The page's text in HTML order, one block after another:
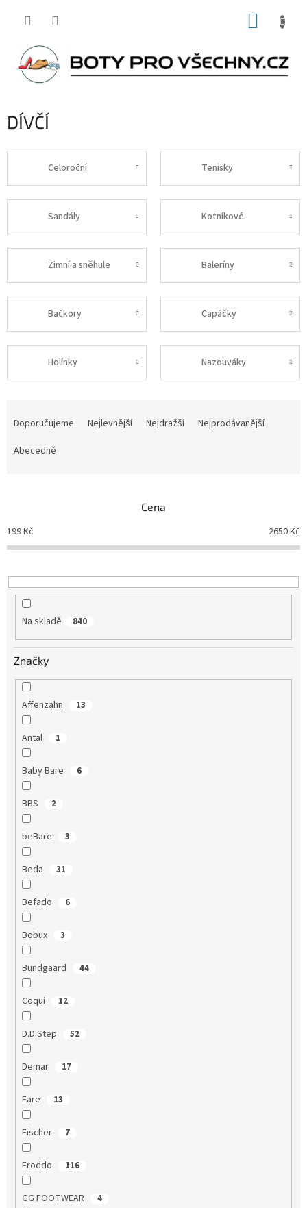
DÍVČÍ
Celoroční Tenisky
Sandály Kotníkové
Zimní a sněhule Baleríny
Bačkory Capáčky
Holínky Nazouváky
o
d
k
t
Doporučujeme Nejlevnější Nejdražší
Nejprodávanější
Abecedně
Cena
199Kč 2650Kč
Na skladě 840
Značky
Affenzahn 13
Antal 1
Baby Bare 6
BBS 2
beBare 3
Beda 31
Befado 6
Bobux 3
Bundgaard 44
Coqui 12
D.D.Step 52
Demar 17
Fare 13
Fischer 7
Froddo 116
GG FOOTWEAR 4